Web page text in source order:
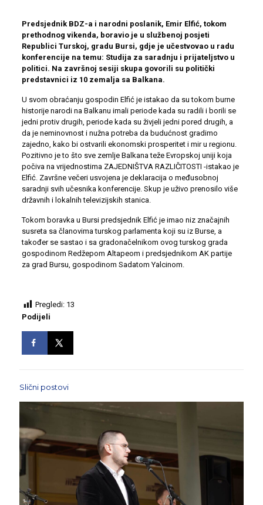
Predsjednik BDZ-a i narodni poslanik, Emir Elfić, tokom
prethodnog vikenda, boravio je u službenoj posjeti
Republici Turskoj, gradu Bursi, gdje je učestvovao u radu
konferencije na temu: Studija za saradnju i prijateljstvo u
politici. Na završnoj sesiji skupa govorili su politički
predstavnici iz 10 zemalja sa Balkana.
U svom obraćanju gospodin Elfić je istakao da su tokom burne
historije narodi na Balkanu imali periode kada su radili i borili se
jedni protiv drugih, periode kada su živjeli jedni pored drugih, a
da je neminovnost i nužna potreba da budućnost gradimo
zajedno, kako bi ostvarili ekonomski prosperitet i mir u regionu.
Pozitivno je to što sve zemlje Balkana teže Evropskoj uniji koja
počiva na vrijednostima ZAJEDNIŠTVA RAZLIČITOSTI -istakao je
Elfić. Završne večeri usvojena je deklaracija o međusobnoj
saradnji svih učesnika konferencije. Skup je uživo prenosilo više
državnih i lokalnih televizijskih stanica.
Tokom boravka u Bursi predsjednik Elfić je imao niz značajnih
susreta sa članovima turskog parlamenta koji su iz Burse, a
također se sastao i sa gradonačelnikom ovog turskog grada
gospodinom Redžepom Altapeom i predsjednikom AK partije
za grad Bursu, gospodinom Sadatom Yalcinom.
Pregledi: 13
Podijeli
Slični postovi